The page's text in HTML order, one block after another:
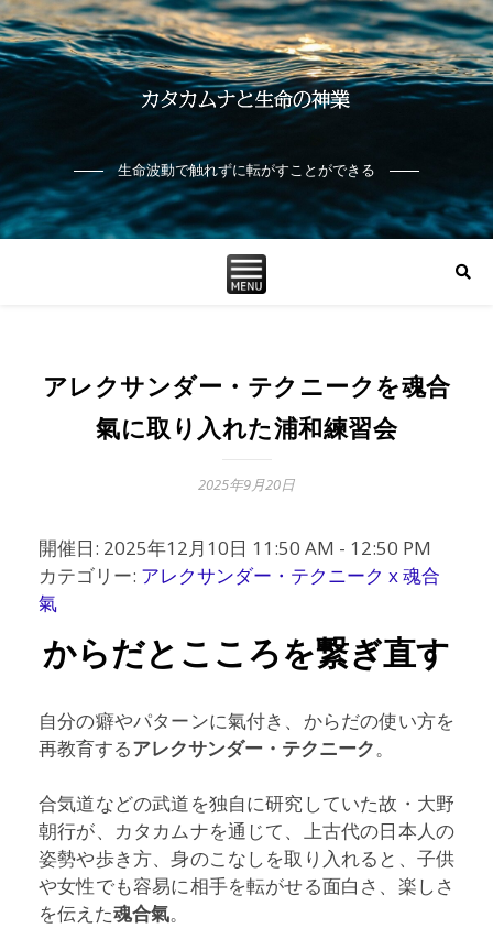
生命波動で触れずに転がすことができる
アレクサンダー・テクニークを魂合
氣に取り入れた浦和練習会
2025年9月20日
開催日: 2025年12月10日 11:50 AM - 12:50 PM
カテゴリー: アレクサンダー・テクニーク x 魂合
氣
からだとこころを繋ぎ直す
自分の癖やパターンに氣付き、からだの使い方を
再教育するアレクサンダー・テクニーク。
合気道などの武道を独自に研究していた故・大野
朝行が、カタカムナを通じて、上古代の日本人の
姿勢や歩き方、身のこなしを取り入れると、子供
や女性でも容易に相手を転がせる面白さ、楽しさ
を伝えた魂合氣。